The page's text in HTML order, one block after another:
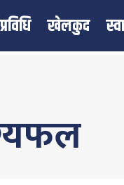
खेलकुद